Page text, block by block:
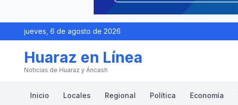
jueves, 6 de agosto de 2026
Huaraz en Línea
Noticias de Huaraz y Áncash
Inicio Locales Regional Política Economía